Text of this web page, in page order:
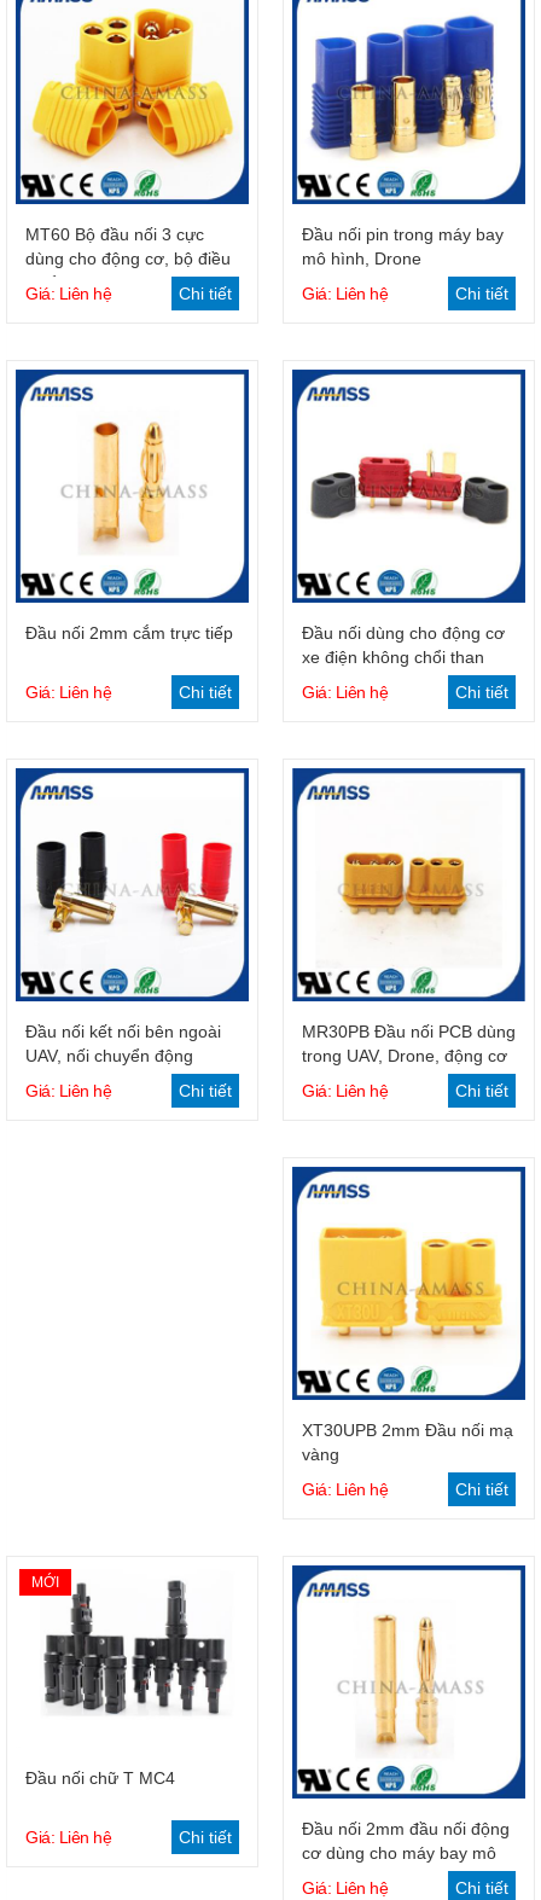
Giỏ hàng
MT60 Bộ đầu nối 3 cực
dùng cho động cơ, bộ điều
khiển
Giá: Liên hệ Chi tiết
Giỏ hàng
Đầu nối pin trong máy bay
mô hình, Drone
Giá: Liên hệ
Chi tiết
Giỏ hàng
Đầu nối 2mm cắm trực tiếp
Giá: Liên hệ Chi tiết
Giỏ hàng
Đầu nối dùng cho động cơ
xe điện không chổi than
Giá: Liên hệ
Chi tiết
Giỏ hàng
Đầu nối kết nối bên ngoài
UAV, nối chuyển động
Drone
Giá: Liên hệ Chi tiết
Giỏ hàng
MR30PB Đầu nối PCB dùng
trong UAV, Drone, động cơ
Giá: Liên hệ
Chi tiết
Giỏ hàng
XT30UPB 2mm Đầu nối mạ
vàng
Giá: Liên hệ
Chi tiết
MỚI
Giỏ hàng
Đầu nối chữ T MC4
Giá: Liên hệ Chi tiết
Giỏ hàng
Đầu nối 2mm đầu nối động
cơ dùng cho máy bay mô
Giá: Liên hệ Chi tiết